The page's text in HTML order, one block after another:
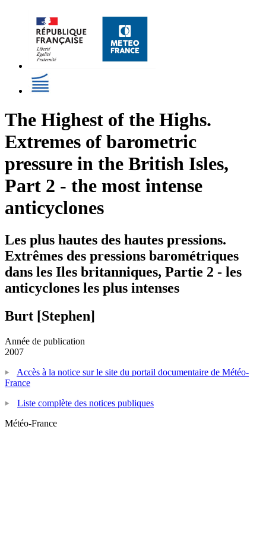
The Highest of the Highs.
Extremes of barometric
pressure in the British Isles,
Part 2 - the most intense
anticyclones
Les plus hautes des hautes pressions.
Extrêmes des pressions barométriques
dans les Iles britanniques, Partie 2 - les
anticyclones les plus intenses
Burt [Stephen]
Année de publication
2007
Accès à la notice sur le site du portail documentaire de Météo-
France
Liste complète des notices publiques
Météo-France